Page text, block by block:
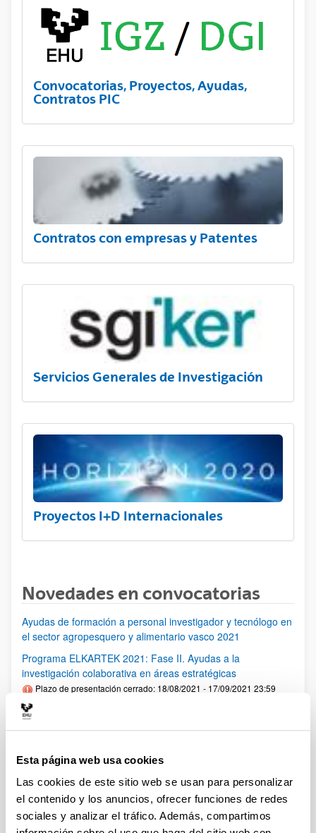
Esta página web usa cookies
Las cookies de este sitio web se usan para personalizar
el contenido y los anuncios, ofrecer funciones de redes
sociales y analizar el tráfico. Además, compartimos
Convocatorias, Proyectos, Ayudas,
Contratos PIC
Contratos con empresas y Patentes
Servicios Generales de Investigación
Proyectos I+D Internacionales
Novedades en convocatorias
Ayudas de formación a personal investigador y tecnólogo en
el sector agropesquero y alimentario vasco 2021
Programa ELKARTEK 2021: Fase II. Ayudas a la
investigación colaborativa en áreas estratégicas
Plazo de presentación cerrado: 18/08/2021 - 17/09/2021 23:59
Plazo de presentación cerrado: 28/06/2021 - 19/07/2021 23:59
Se ha publicado la propuesta de adjudicación
PIFG20/24: “ Intelligent wireless networks for human-centric
sensing”